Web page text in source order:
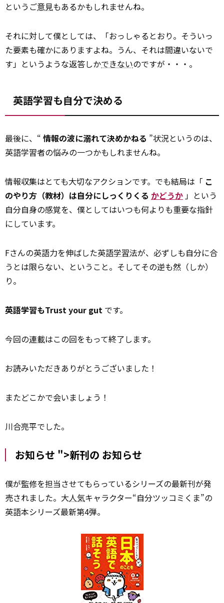
というご意見もあるかもしれませんね。
それに対して僕としては、「おっしゃるとおり。そういっ
た要素も確かにありますよね。うん、それは間違いないで
す」というような返答しかできないのですが・・・。
英語学習も自分で決める
最後に、“ 情報の波に溺れて決めかねる ”状況というのは、
英語学習者の悩みの一つかもしれませんね。
情報収集はとても大切なアクションです。でも結局は「 こ
のやり方（教材）は自分にしっくりくる かどうか 」という
自分自身の感覚を、僕としてはいつも何よりも重要な指針
にしています。
Fさんの英語力を伸ばした英語学習法が、必ずしも自分に合
うとは限らない、ということ。そしてその逆も然（しか）
り。
英語学習もTrust your gut です。
今回の連載はこの回をもって終了します。
お読みいただきありがとうございました！
またどこかで会いましょう！
川合亮平でした。
お知らせ ">新刊の お知らせ
僕が監修を担当させてもらっているシリーズの最新刊が発
売されました。大人気キャラクター“自分ツッコミくま”の
英語本シリーズ最新第4弾。